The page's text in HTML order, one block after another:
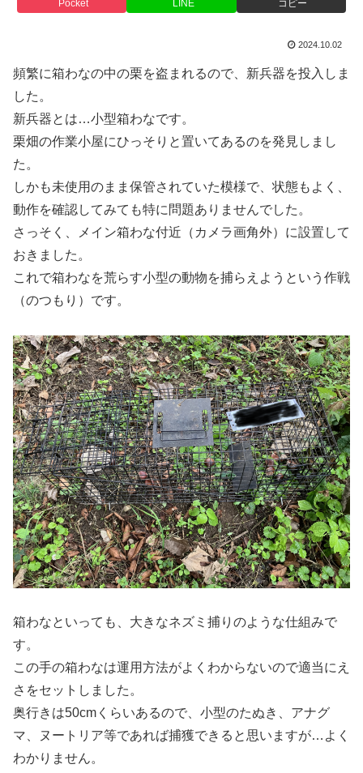
Pocket LINE コピー
2024.10.02
頻繁に箱わなの中の栗を盗まれるので、新兵器を投入しま
した。
新兵器とは…小型箱わなです。
栗畑の作業小屋にひっそりと置いてあるのを発見しまし
た。
しかも未使用のまま保管されていた模様で、状態もよく、
動作を確認してみても特に問題ありませんでした。
さっそく、メイン箱わな付近（カメラ画角外）に設置して
おきました。
これで箱わなを荒らす小型の動物を捕らえようという作戦
（のつもり）です。
箱わなといっても、大きなネズミ捕りのような仕組みで
す。
この手の箱わなは運用方法がよくわからないので適当にえ
さをセットしました。
奥行きは50cmくらいあるので、小型のたぬき、アナグ
マ、ヌートリア等であれば捕獲できると思いますが…よく
わかりません。